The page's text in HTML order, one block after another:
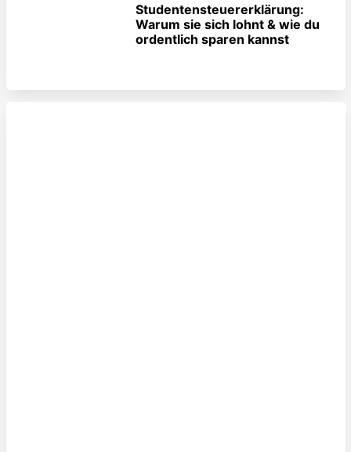
Studentensteuererklärung:
Warum sie sich lohnt & wie du
ordentlich sparen kannst